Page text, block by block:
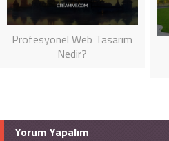
Profesyonel Web Tasarım
Nedir?
Yorum Yapalım